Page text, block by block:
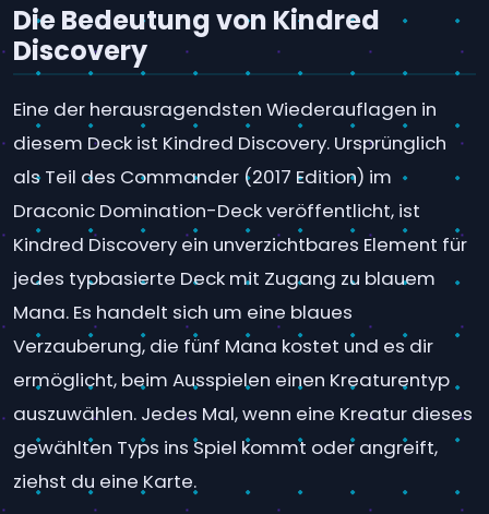
Die Bedeutung von Kindred
Discovery
Eine der herausragendsten Wiederauflagen in
diesem Deck ist Kindred Discovery. Ursprünglich
als Teil des Commander (2017 Edition) im
Draconic Domination-Deck veröffentlicht, ist
Kindred Discovery ein unverzichtbares Element für
jedes typbasierte Deck mit Zugang zu blauem
Mana. Es handelt sich um eine blaues
Verzauberung, die fünf Mana kostet und es dir
ermöglicht, beim Ausspielen einen Kreaturentyp
auszuwählen. Jedes Mal, wenn eine Kreatur dieses
gewählten Typs ins Spiel kommt oder angreift,
ziehst du eine Karte.